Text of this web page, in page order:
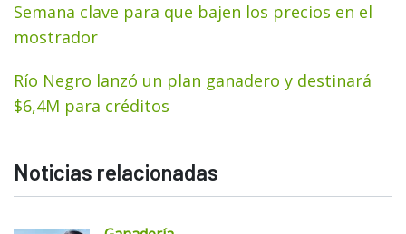
Semana clave para que bajen los precios en el
mostrador
Río Negro lanzó un plan ganadero y destinará
$6,4M para créditos
Noticias relacionadas